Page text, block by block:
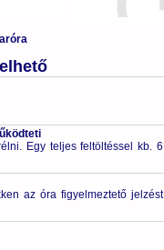
Egy teljes feltöltéssel kb. 6
az óra figyelmeztető jelzést